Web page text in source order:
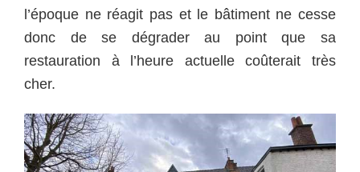
l’époque ne réagit pas et le bâtiment ne cesse
donc de se dégrader au point que sa
restauration à l’heure actuelle coûterait très
cher.